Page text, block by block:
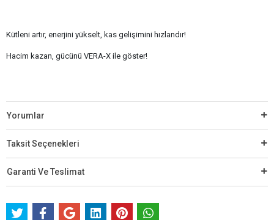
Kütleni artır, enerjini yükselt, kas gelişimini hızlandır!
Hacim kazan, gücünü VERA-X ile göster!
Yorumlar
Taksit Seçenekleri
Garanti Ve Teslimat